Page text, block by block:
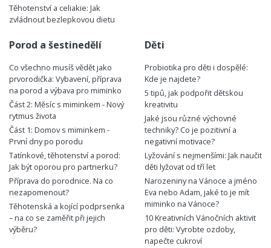
Těhotenství a celiakie: Jak
zvládnout bezlepkovou dietu
Porod a šestinedělí
Co všechno musíš vědět jako
prvorodička: Vybavení, příprava
na porod a výbava pro miminko
Část 2: Měsíc s miminkem - Nový
rytmus života
Část 1: Domov s miminkem -
První dny po porodu
Tatínkové, těhotenství a porod:
Jak být oporou pro partnerku?
Příprava do porodnice. Na co
nezapomenout?
Těhotenská a kojící podprsenka
– na co se zaměřit při jejich
výběru?
Děti
Probiotika pro děti i dospělé:
Kde je najdete?
5 tipů, jak podpořit dětskou
kreativitu
Jaké jsou různé výchovné
techniky? Co je pozitivní a
negativní motivace?
Lyžování s nejmenšími: Jak naučit
děti lyžovat od tří let
Narozeniny na Vánoce a jméno
Eva nebo Adam, jaké to je mít
miminko na Vánoce?
10 Kreativních Vánočních aktivit
pro děti: Vyrobte ozdoby,
napečte cukroví